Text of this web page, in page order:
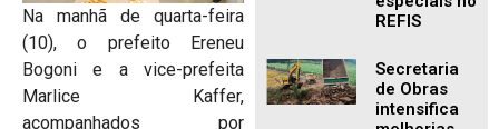
Na manhã de quarta-feira
(10), o prefeito Ereneu
Bogoni e a vice-prefeita
Marlice Kaffer,
acompanhados por
REFIS
Secretaria
de Obras
intensifica